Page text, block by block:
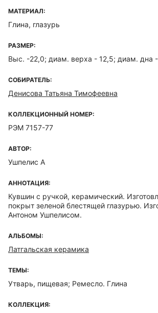
МАТЕРИАЛ:
Глина, глазурь
РАЗМЕР:
Выс. -22,0; диам. верха - 12,5; диам. дна
СОБИРАТЕЛЬ:
Денисова Татьяна Тимофеевна
КОЛЛЕКЦИОННЫЙ НОМЕР:
РЭМ 7157-77
АВТОР:
Ушпелис А
АННОТАЦИЯ:
Кувшин с ручкой, керамический.
покрыт зеленой блестящей глазурью.
Антоном Ушпелисом.
АЛЬБОМЫ:
Латгальская керамика
ТЕМЫ:
Утварь, пищевая; Ремесло. Глина
КОЛЛЕКЦИЯ: